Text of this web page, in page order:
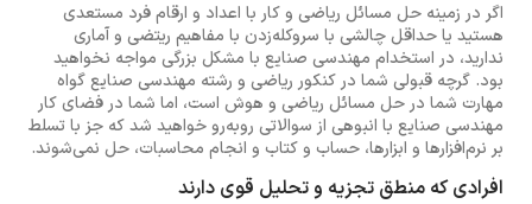
اگر در زمینه حل مسائل ریاضی و کار با اعداد و ارقام فرد مستعدی
هستید یا حداقل چالشی با سروکله‌زدن با مفاهیم ریتضی و آماری
ندارید، در استخدام مهندسی صنایع با مشکل بزرگی مواجه نخواهید
بود. گرچه قبولی شما در کنکور ریاضی و رشته مهندسی صنایع گواه
مهارت شما در حل مسائل ریاضی و هوش است، اما شما در فضای کار
مهندسی صنایع با انبوهی از سوالاتی روبه‌رو خواهید شد که جز با تسلط
بر نرم‌افزارها و ابزارها، حساب و کتاب و انجام محاسبات، حل نمی‌شوند.
افرادی که منطق تجزیه و تحلیل قوی دارند